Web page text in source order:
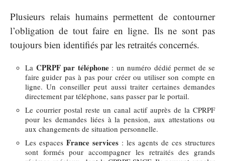
Plusieurs relais humains permettent de contourner
l’obligation de tout faire en ligne. Ils ne sont pas
toujours bien identifiés par les retraités concernés.
La CPRPF par téléphone: un numéro dédié permet de se
faire guider pas à pas pour créer ou utiliser son compte en
ligne. Un conseiller peut aussi traiter certaines demandes
directement par téléphone, sans passer par le portail.
Le courrier postal reste un canal actif auprès de la CPRPF
pour les demandes liées à la pension, aux attestations ou
aux changements de situation personnelle.
Les espaces France services : les agents de ces structures
sont formés pour accompagner les retraités des grands